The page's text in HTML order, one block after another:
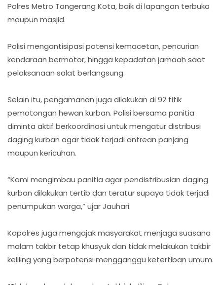
Polres Metro Tangerang Kota, baik di lapangan terbuka
maupun masjid.
Polisi mengantisipasi potensi kemacetan, pencurian
kendaraan bermotor, hingga kepadatan jamaah saat
pelaksanaan salat berlangsung.
Selain itu, pengamanan juga dilakukan di 92 titik
pemotongan hewan kurban. Polisi bersama panitia
diminta aktif berkoordinasi untuk mengatur distribusi
daging kurban agar tidak terjadi antrean panjang
maupun kericuhan.
“Kami mengimbau panitia agar pendistribusian daging
kurban dilakukan tertib dan teratur supaya tidak terjadi
penumpukan warga,” ujar Jauhari.
Kapolres juga mengajak masyarakat menjaga suasana
malam takbir tetap khusyuk dan tidak melakukan takbir
keliling yang berpotensi mengganggu ketertiban umum.